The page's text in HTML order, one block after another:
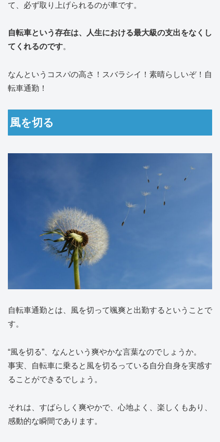
て、必ず取り上げられるのが車です。
自転車という存在は、人生における最大級の支出をなくし
てくれるのです。
なんというコスパの高さ！スバラシイ！素晴らしいぞ！自
転車通勤！
風を切る
自転車通勤とは、風を切って颯爽と出勤するということで
す。
“風を切る”、なんという爽やかな言葉なのでしょうか。
事実、自転車に乗ると風を切るっている自分自身を実感す
ることができるでしょう。
それは、すばらしく爽やかで、心地よく、楽しくもあり、
感動的な瞬間であります。